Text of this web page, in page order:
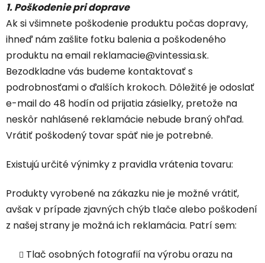
1. Poškodenie pri doprave
Ak si všimnete poškodenie produktu počas dopravy,
ihneď nám zašlite fotku balenia a poškodeného
produktu na email reklamacie@vintessia.sk.
Bezodkladne vás budeme kontaktovať s
podrobnosťami o ďalších krokoch. Dôležité je odoslať
e-mail do 48 hodín od prijatia zásielky, pretože na
neskôr nahlásené reklamácie nebude braný ohľad.
Vrátiť poškodený tovar späť nie je potrebné.
Existujú určité výnimky z pravidla vrátenia tovaru:
Produkty vyrobené na zákazku nie je možné vrátiť,
avšak v prípade zjavných chýb tlače alebo poškodení
z našej strany je možná ich reklamácia. Patrí sem:
Tlač osobných fotografií na výrobu orazu na